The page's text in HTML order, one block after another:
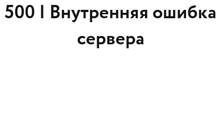
500 | Внутренняя ошибка
сервера